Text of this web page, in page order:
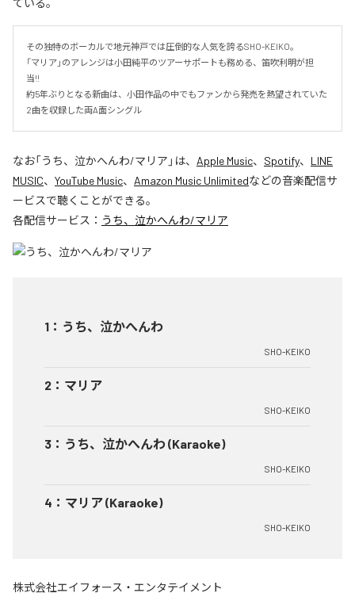
ている。
その独特のボーカルで地元神戸では圧倒的な人気を誇るSHO-KEIKO。
「マリア」のアレンジは小田純平のツアーサポートも務める、笛吹利明が担
当!!
約5年ぶりとなる新曲は、小田作品の中でもファンから発売を熱望されていた
2曲を収録した両A面シングル
なお「うち、泣かへんわ/マリア 」は、 Apple Music、 Spotify、 LINE
MUSIC、 YouTube Music、 Amazon Music Unlimitedなどの音楽配信サ
ービスで聴くことができる。
各配信サービス： うち、泣かへんわ/マリア
1 ： うち、泣かへんわ
SHO-KEIKO
2 ： マリア
SHO-KEIKO
3 ： うち、泣かへんわ (Karaoke)
SHO-KEIKO
4 ： マリア (Karaoke)
SHO-KEIKO
株式会社エイフォース・エンタテイメント